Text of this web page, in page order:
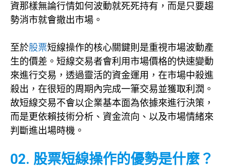
資那樣無論行情如何波動就死死持有，而是只要趨
勢消市就會撤出市場。
至於股票短線操作的核心關鍵則是重視市場波動產
生的價差。短線交易者會利用市場價格的快速變動
來進行交易，透過靈活的資金運用，在市場中殺進
殺出，在很短的周期內完成一筆交易並獲取利潤。
故短線交易不會以企業基本面為依據來進行決策，
而是更依賴技術分析、資金流向、以及市場情緒來
判斷進出場時機。
02. 股票短線操作的優勢是什麼？